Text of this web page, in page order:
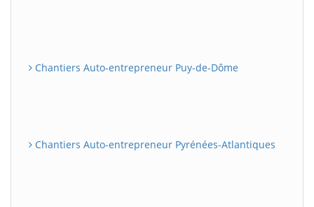
Chantiers Auto-entrepreneur Puy-de-Dôme
Chantiers Auto-entrepreneur Pyrénées-Atlantiques